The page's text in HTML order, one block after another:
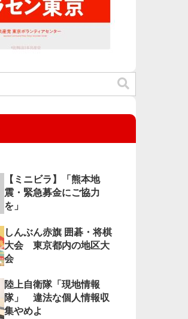
【ミニビラ】「熊本地
震・緊急募金にご協力
を」
しんぶん赤旗 囲碁・将棋
大会 東京都内の地区大
会
陸上自衛隊「現地情報
隊」 違法な個人情報収
集やめよ